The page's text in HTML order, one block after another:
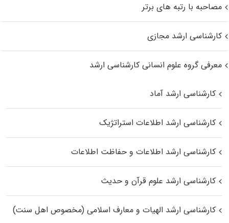
مصاحبه با رتبه های برتر
کارشناسی ارشد مجازی
معرفی گروه علوم انسانی کارشناسی ارشد
کارشناسی ارشد آماد
کارشناسی ارشد اطلاعات استراتژیک
کارشناسی ارشد اطلاعات و حفاظت اطلاعات
کارشناسی ارشد علوم قرآن و حدیث
کارشناسی ارشد الهیات و معارف اسلامی (مخصوص اهل سنت)